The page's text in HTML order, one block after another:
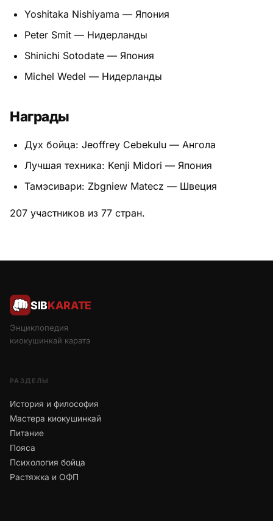
Yoshitaka Nishiyama — Япония
Peter Smit — Нидерланды
Shinichi Sotodate — Япония
Michel Wedel — Нидерланды
Награды
Дух бойца: Jeoffrey Cebekulu — Ангола
Лучшая техника: Kenji Midori — Япония
Тамэсивари: Zbgniew Matecz — Швеция
207 участников из 77 стран.
SIBKARATE
Энциклопедия
киокушинкай каратэ
РАЗДЕЛЫ
История и философия
Мастера киокушинкай
Питание
Пояса
Психология бойца
Растяжка и ОФП